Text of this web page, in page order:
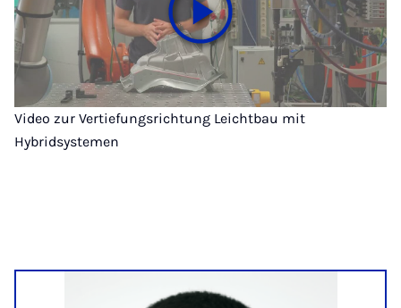
Video zur Vertiefungsrichtung Leichtbau mit
Hybridsystemen